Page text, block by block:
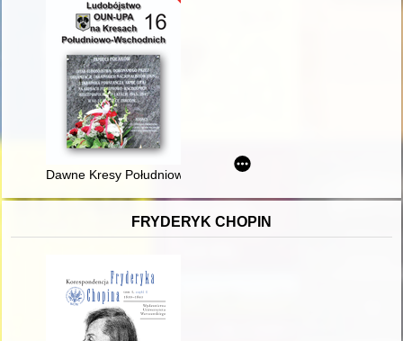
Dawne Kresy Południowo-Wschodnie w optyce historycznej i
FRYDERYK CHOPIN